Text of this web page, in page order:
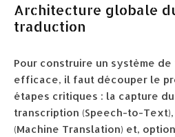
Architecture globale
traduction
Pour construire un système
efficace, il faut découper le
étapes critiques : la capture
transcription (Speech-to-
(Machine Translation) et,